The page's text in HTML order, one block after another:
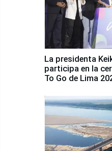
La presidenta
participa en la
To Go de Lima